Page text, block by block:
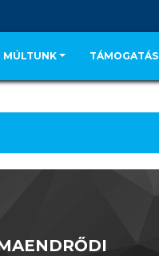
MÚLTUNK TÁMOGATÁS